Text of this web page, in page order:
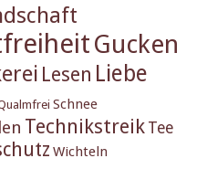
Gucken
Lesen Liebe
Schnee
Technikstreik Tee
Wichteln